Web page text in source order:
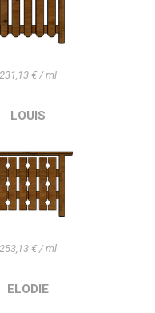
231,13 € / ml
LOUIS
253,13 € / ml
ELODIE